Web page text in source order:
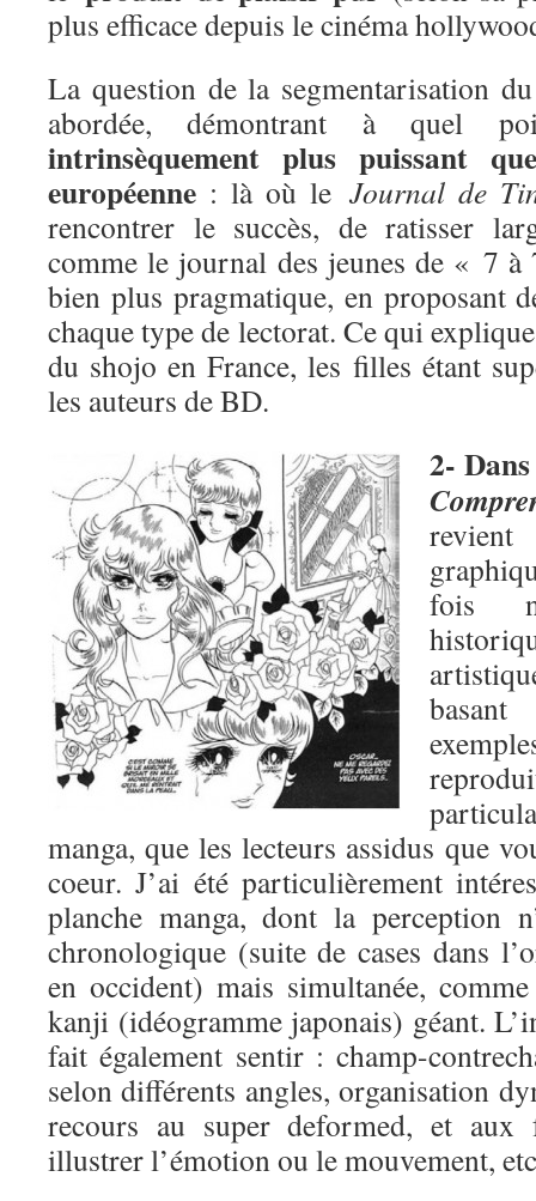
plus efficace depuis le cinéma
La question de la segmentarisation
abordée, démontrant à quel
intrinsèquement plus puissant
européenne : là où le Journal de
rencontrer le succès, de ratisser
comme le journal des jeunes de « 7 à
bien plus pragmatique, en proposant
chaque type de lectorat. Ce qui
du shojo en France, les filles étant
les auteurs de BD.
2-
fois
manga, que les lecteurs assidus que
coeur. J’ai été particulièrement
planche manga, dont la perception
chronologique (suite de cases dans
en occident) mais simultanée,
kanji (idéogramme japonais) géant.
fait également sentir : champ-
selon différents angles, organisation
recours au super deformed, et aux
illustrer l’émotion ou le mouvement,